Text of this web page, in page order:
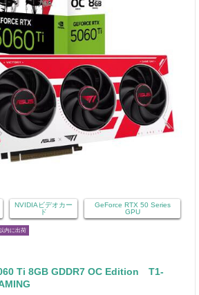
NVIDIAビデオカー
ド
GeForce RTX 50 Series
GPU
内に出荷
Ti 8GB GDDR7 OC Edition T1-